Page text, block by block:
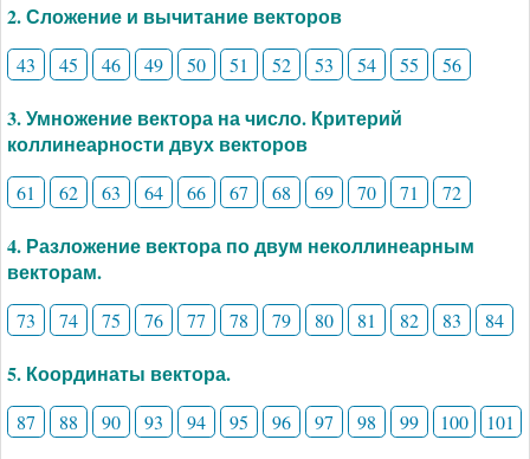
2. Сложение и вычитание векторов
43 45 46 49 50 51 52 53 54 55 56
3. Умножение вектора на число. Критерий
коллинеарности двух векторов
61 62 63 64 66 67 68 69 70 71 72
4. Разложение вектора по двум неколлинеарным
векторам.
73 74 75 76 77 78 79 80 81 82 83 84
5. Координаты вектора.
87 88 90 93 94 95 96 97 98 99 100 101